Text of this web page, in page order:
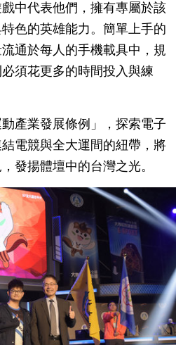
中代表他們，擁有專屬於該
色的英雄能力。簡單上手的
通於每人的手機載具中，規
須花更多的時間投入與練
產業發展條例」，探索電子
電競與全大運間的紐帶，將
發揚體壇中的台灣之光。